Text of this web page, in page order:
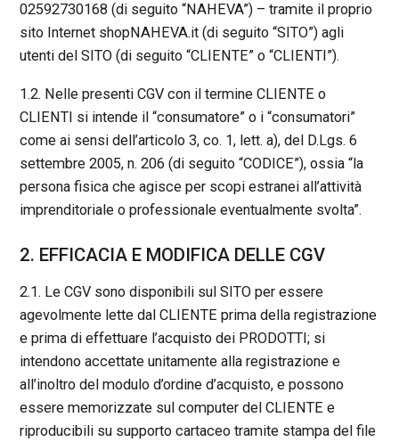
02592730168 (di seguito “NAHEVA”) – tramite il proprio
sito Internet shopNAHEVA.it (di seguito “SITO”) agli
utenti del SITO (di seguito “CLIENTE” o “CLIENTI”).
1.2. Nelle presenti CGV con il termine CLIENTE o
CLIENTI si intende il “consumatore” o i “consumatori”
come ai sensi dell’articolo 3, co. 1, lett. a), del D.Lgs. 6
settembre 2005, n. 206 (di seguito “CODICE”), ossia “la
persona fisica che agisce per scopi estranei all’attività
imprenditoriale o professionale eventualmente svolta”.
2. EFFICACIA E MODIFICA DELLE CGV
2.1. Le CGV sono disponibili sul SITO per essere
agevolmente lette dal CLIENTE prima della registrazione
e prima di effettuare l’acquisto dei PRODOTTI; si
intendono accettate unitamente alla registrazione e
all’inoltro del modulo d’ordine d’acquisto, e possono
essere memorizzate sul computer del CLIENTE e
riproducibili su supporto cartaceo tramite stampa del file